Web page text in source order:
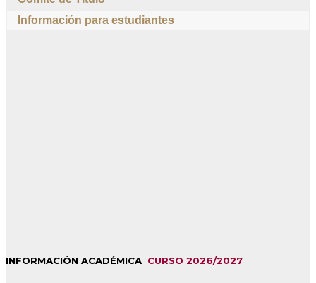
Información para estudiantes
INFORMACIÓN ACADÉMICA CURSO 2026/2027